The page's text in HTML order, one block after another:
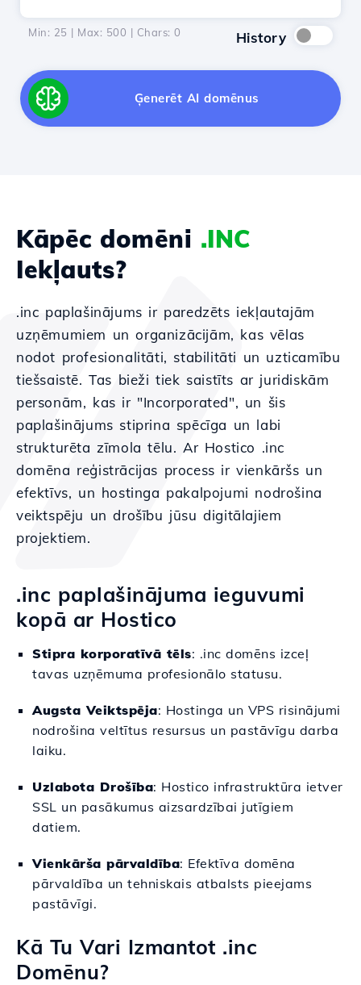
Min: 25 | Max: 500 | Chars: 0 History
Ģenerēt AI domēnus
Kāpēc domēni .INC
Iekļauts?
.inc paplašinājums ir paredzēts iekļautajām
uzņēmumiem un organizācijām, kas vēlas
nodot profesionalitāti, stabilitāti un uzticamību
tiešsaistē. Tas bieži tiek saistīts ar juridiskām
personām, kas ir "Incorporated", un šis
paplašinājums stiprina spēcīga un labi
strukturēta zīmola tēlu. Ar Hostico .inc
domēna reģistrācijas process ir vienkāršs un
efektīvs, un hostinga pakalpojumi nodrošina
veiktspēju un drošību jūsu digitālajiem
projektiem.
.inc paplašinājuma ieguvumi
kopā ar Hostico
Stipra korporatīvā tēls: .inc domēns izceļ
tavas uzņēmuma profesionālo statusu.
Augsta Veiktspēja: Hostinga un VPS risinājumi
nodrošina veltītus resursus un pastāvīgu darba
laiku.
Uzlabota Drošība: Hostico infrastruktūra ietver
SSL un pasākumus aizsardzībai jutīgiem
datiem.
Vienkārša pārvaldība: Efektīva domēna
pārvaldība un tehniskais atbalsts pieejams
pastāvīgi.
Kā Tu Vari Izmantot .inc
Domēnu?